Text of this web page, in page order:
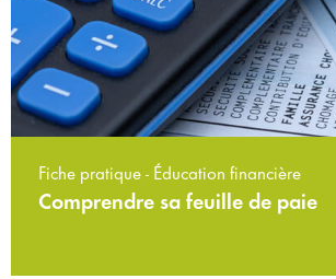
Fiche pratique - Éducation financière
Comprendre sa feuille de paie